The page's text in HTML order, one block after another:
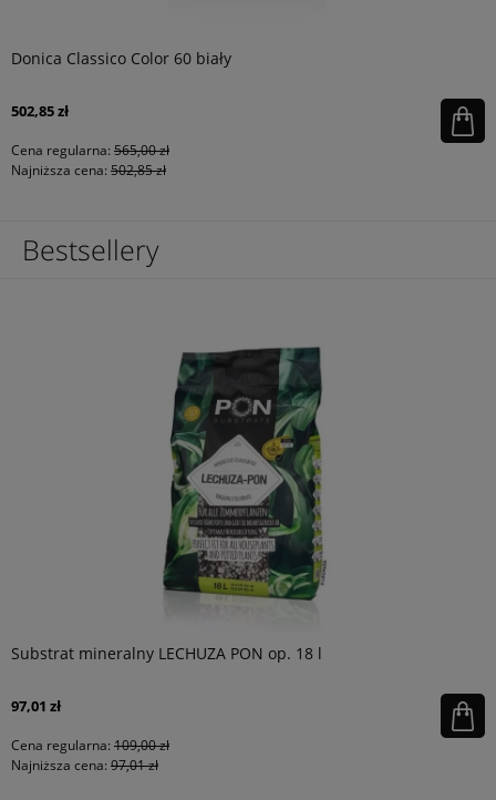
Donica Classico Color 60 biały
502,85 zł
Cena regularna: 565,00 zł
Najniższa cena: 502,85 zł
Bestsellery
Substrat mineralny LECHUZA PON op. 18 l
97,01 zł
Cena regularna: 109,00 zł
Najniższa cena: 97,01 zł